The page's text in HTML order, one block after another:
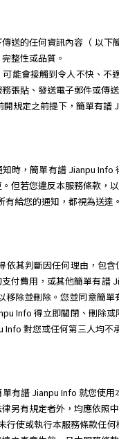
送的任何資訊內容（ 以下
整性或品質。
能會接觸到令人不快、不
張貼、發送電子郵件或傳
開規定之前提下，簡單有譜
時，簡單有譜 Jianpu
但若您違反本服務條款，
給您的通知，都視為送達。
依其判斷因任何理由，包
付費用，或其他簡單有譜
移除並刪除。您並同意簡
Info 得立即關閉、刪除
對您或任何第三人均不
有譜 Jianpu Info 就您使
另有規定者外，均應依照
行使或執行本服務條款任